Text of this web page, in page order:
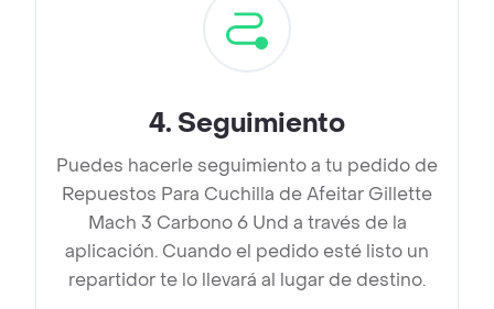
4. Seguimiento
Puedes hacerle seguimiento a tu pedido de
Repuestos Para Cuchilla de Afeitar Gillette
Mach 3 Carbono 6 Und a través de la
aplicación. Cuando el pedido esté listo un
repartidor te lo llevará al lugar de destino.